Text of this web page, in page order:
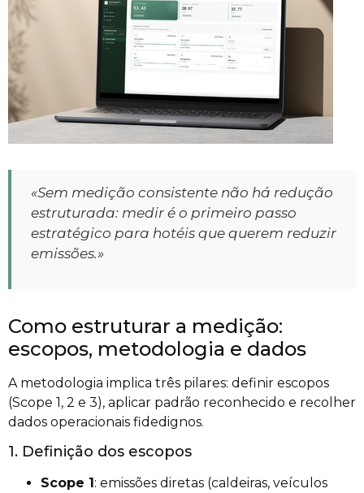
«Sem medição consistente não há redução
estruturada: medir é o primeiro passo
estratégico para hotéis que querem reduzir
emissões.»
Como estruturar a medição:
escopos, metodologia e dados
A metodologia implica três pilares: definir escopos
(Scope 1, 2 e 3), aplicar padrão reconhecido e recolher
dados operacionais fidedignos.
1. Definição dos escopos
Scope 1: emissões diretas (caldeiras, veículos